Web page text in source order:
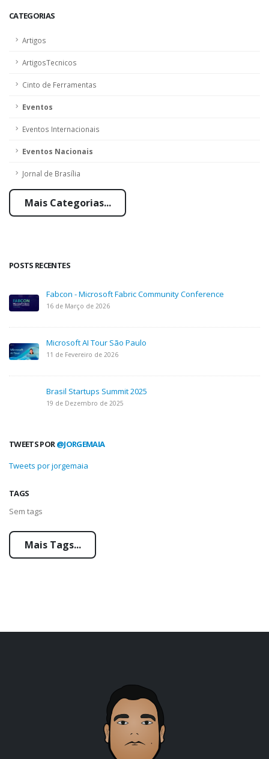
CATEGORIAS
Artigos
ArtigosTecnicos
Cinto de Ferramentas
Eventos
Eventos Internacionais
Eventos Nacionais
Jornal de Brasília
Mais Categorias...
POSTS RECENTES
Fabcon - Microsoft Fabric Community Conference
16 de Março de 2026
Microsoft AI Tour São Paulo
11 de Fevereiro de 2026
Brasil Startups Summit 2025
19 de Dezembro de 2025
TWEETS POR@JORGEMAIA
Tweets por jorgemaia
TAGS
Sem tags
Mais Tags...